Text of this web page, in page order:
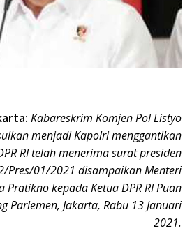
Kabareskrim Komjen Pol Listyo
menjadi Kapolri menggantikan
RI telah menerima surat presiden
Pres/01/2021 disampaikan Menteri
Pratikno kepada Ketua DPR RI Puan
Parlemen, Jakarta, Rabu 13 Januari
2021.